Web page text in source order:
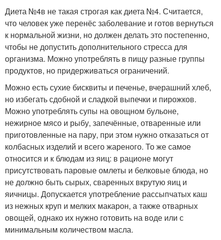
Диета №4в не такая строгая как диета №4. Считается,
что человек уже перенёс заболевание и готов вернуться
к нормальной жизни, но должен делать это постепенно,
чтобы не допустить дополнительного стресса для
организма. Можно употреблять в пищу разные группы
продуктов, но придерживаться ограничений.
Можно есть сухие бисквиты и печенье, вчерашний хлеб,
но избегать сдобной и сладкой выпечки и пирожков.
Можно употреблять супы на овощном бульоне,
нежирное мясо и рыбу, запечённые, отваренные или
приготовленные на пару, при этом нужно отказаться от
колбасных изделий и всего жареного. То же самое
относится и к блюдам из яиц: в рационе могут
присутствовать паровые омлеты и белковые блюда, но
не должно быть сырых, сваренных вкрутую яиц и
яичницы. Допускается употребление рассыпчатых каш
из нежных круп и мелких макарон, а также отварных
овощей, однако их нужно готовить на воде или с
минимальным количеством масла.